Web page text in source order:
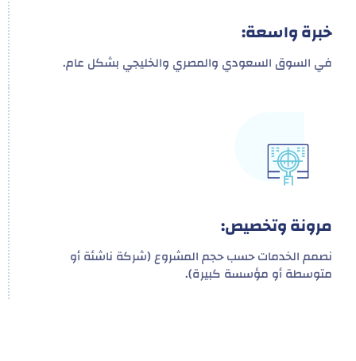
خبرة واسعة:
في السوق السعودي والمصري والخليجي بشكل عام.
مرونة وتخصيص:
نصمم الخدمات حسب حجم المشروع (شركة ناشئة أو
متوسطة أو مؤسسة كبيرة).